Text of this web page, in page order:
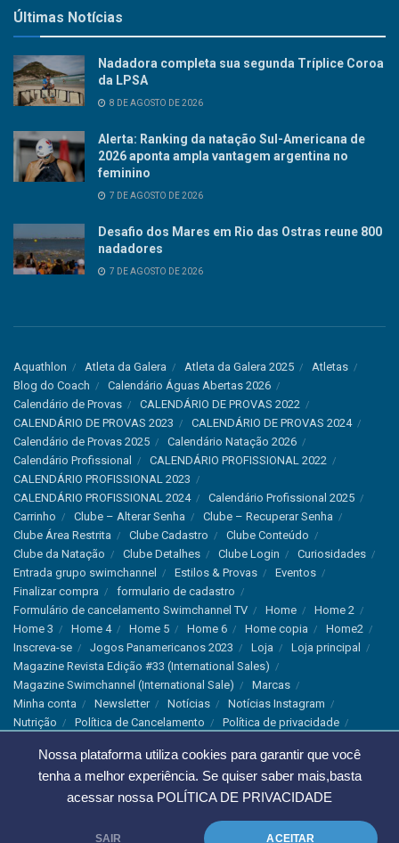
Nossa plataforma utiliza cookies para garantir que você
tenha a melhor experiência. Se quiser saber mais,basta
acessar nossa POLÍTICA DE PRIVACIDADE
SAIR ACEITAR
Últimas Notícias
Nadadora completa sua segunda Tríplice Coroa
da LPSA
8 DE AGOSTO DE 2026
Alerta: Ranking da natação Sul-Americana de
2026 aponta ampla vantagem argentina no
feminino
7 DE AGOSTO DE 2026
Desafio dos Mares em Rio das Ostras reune 800
nadadores
7 DE AGOSTO DE 2026
Aquathlon Atleta da Galera Atleta da Galera 2025
Atletas
Blog do Coach
Calendário Águas Abertas 2026
Calendário de Provas
CALENDÁRIO DE PROVAS 2022
CALENDÁRIO DE PROVAS 2023
CALENDÁRIO DE PROVAS 2024
Calendário de Provas 2025
Calendário Natação 2026
Calendário Profissional
CALENDÁRIO PROFISSIONAL 2022
CALENDÁRIO PROFISSIONAL 2023
CALENDÁRIO PROFISSIONAL 2024
Calendário Profissional 2025
Carrinho
Clube – Alterar Senha
Clube – Recuperar Senha
Clube Área Restrita
Clube Cadastro
Clube Conteúdo
Clube da Natação
Clube Detalhes Clube Login
Curiosidades
Entrada grupo swimchannel
Estilos & Provas
Eventos
Finalizar compra
formulario de cadastro
Formulário de cancelamento Swimchannel TV
Home
Home 2
Home 3
Home 4 Home 5 Home 6 Home copia
Home2
Inscreva-se
Jogos Panamericanos 2023 Loja
Loja principal
Magazine Revista Edição #33 (International Sales)
Magazine Swimchannel (International Sale)
Marcas
Minha conta
Newsletter Notícias
Notícias Instagram
Nutrição
Política de Cancelamento
Política de privacidade
Recordes & Rankings
Revistas Saúde
Sobre Nós
Swimchannel
Thank You Treino
Troca e Devolução
Troca, Devolução e Cancelamentos
© 2023 Swimchannel Todos os Direitos Reservados - Premium Websites